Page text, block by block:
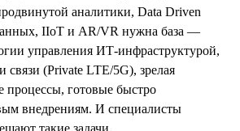
аналитики, Data Driven
IIoT и AR/VR нужна база —
управления ИТ-инфраструктурой,
связи (Private LTE/5G), зрелая
процессы, готовые быстро
внедрениям. И специалисты
такие задачи.